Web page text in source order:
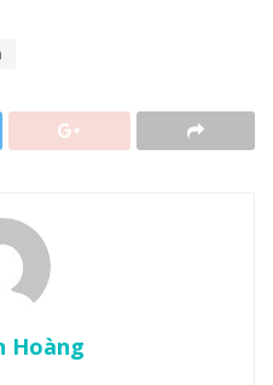
Hoàng